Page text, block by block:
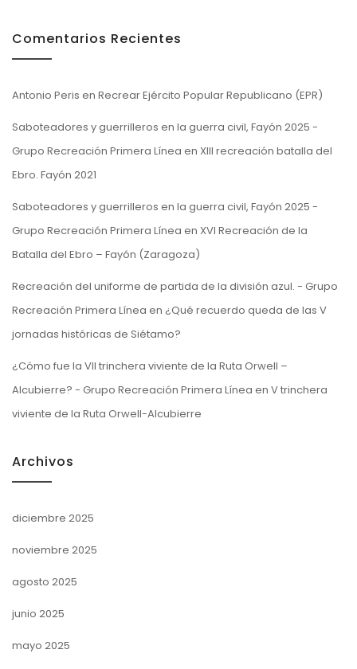
Comentarios Recientes
Antonio Peris en Recrear Ejército Popular Republicano (EPR)
Saboteadores y guerrilleros en la guerra civil, Fayón 2025 -
Grupo Recreación Primera Línea en XIII recreación batalla del
Ebro. Fayón 2021
Saboteadores y guerrilleros en la guerra civil, Fayón 2025 -
Grupo Recreación Primera Línea en XVI Recreación de la
Batalla del Ebro – Fayón (Zaragoza)
Recreación del uniforme de partida de la división azul. - Grupo
Recreación Primera Línea en ¿Qué recuerdo queda de las V
jornadas históricas de Siétamo?
¿Cómo fue la VII trinchera viviente de la Ruta Orwell –
Alcubierre? - Grupo Recreación Primera Línea en V trinchera
viviente de la Ruta Orwell-Alcubierre
Archivos
diciembre 2025
noviembre 2025
agosto 2025
junio 2025
mayo 2025